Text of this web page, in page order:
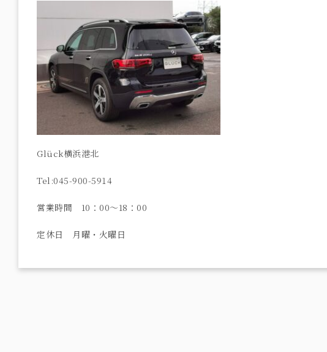
Glück横浜港北
Tel:045-900-5914
営業時間 10：00～18：00
定休日 月曜・火曜日